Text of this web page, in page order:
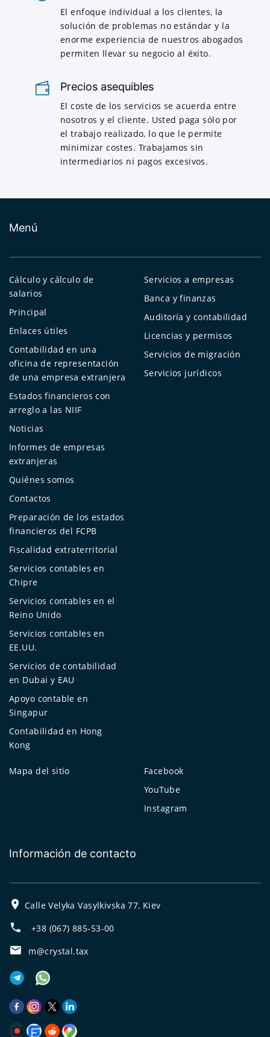
El enfoque individual a los clientes, la
solución de problemas no estándar y la
enorme experiencia de nuestros abogados
permiten llevar su negocio al éxito.
Precios asequibles
El coste de los servicios se acuerda entre
nosotros y el cliente. Usted paga sólo por
el trabajo realizado, lo que le permite
minimizar costes. Trabajamos sin
intermediarios ni pagos excesivos.
Menú
Cálculo y cálculo de
salarios
Principal
Enlaces útiles
Contabilidad en una
oficina de representación
de una empresa extranjera
Estados financieros con
arreglo a las NIIF
Noticias
Informes de empresas
extranjeras
Quiénes somos
Contactos
Preparación de los estados
financieros del FCPB
Fiscalidad extraterritorial
Servicios contables en
Chipre
Servicios contables en el
Reino Unido
Servicios contables en
EE.UU.
Servicios de contabilidad
en Dubai y EAU
Apoyo contable en
Singapur
Contabilidad en Hong
Kong
Servicios a empresas
Banca y finanzas
Auditoría y contabilidad
Licencias y permisos
Servicios de migración
Servicios jurídicos
Mapa del sitio
Facebook
YouTube
Instagram
Información de contacto
Calle Velyka Vasylkivska 77, Kiev
+38 (067) 885-53-00
m@crystal.tax